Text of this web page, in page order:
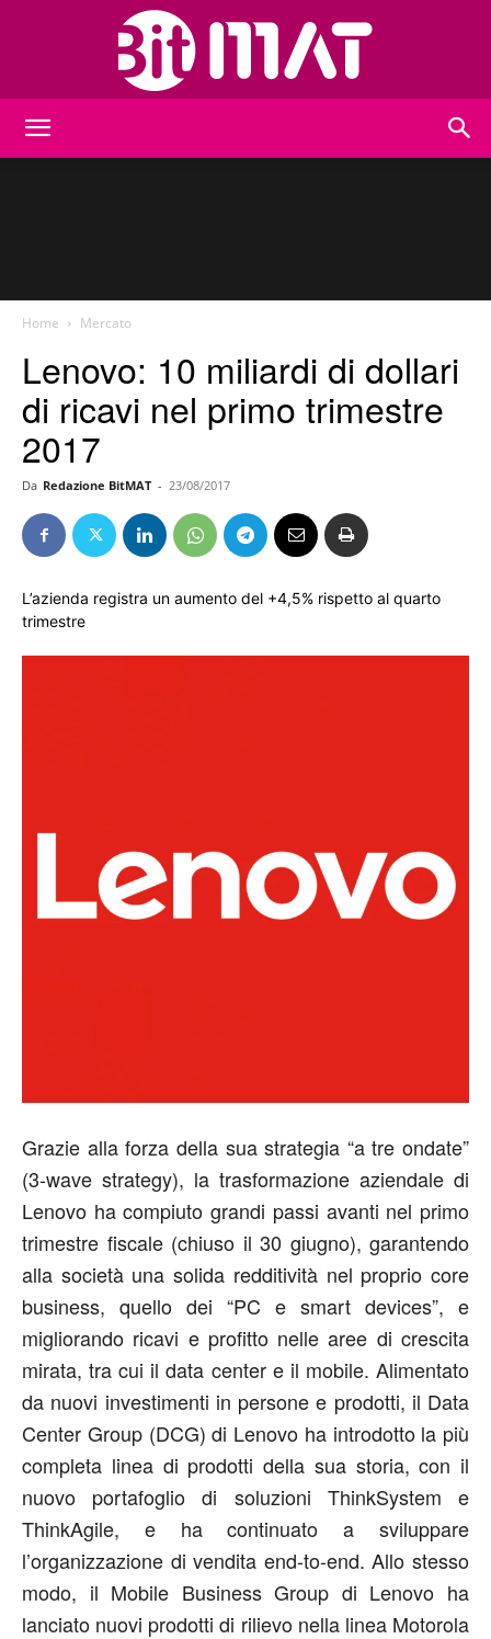
Home Mercato
Lenovo: 10 miliardi di dollari
di ricavi nel primo trimestre
2017
Da Redazione BitMAT - 23/08/2017
L’azienda registra un aumento del +4,5% rispetto al quarto
trimestre
Grazie alla forza della sua strategia “a tre ondate”
(3-wave strategy), la trasformazione aziendale di
Lenovo ha compiuto grandi passi avanti nel primo
trimestre fiscale (chiuso il 30 giugno), garantendo
alla società una solida redditività nel proprio core
business, quello dei “PC e smart devices”, e
migliorando ricavi e profitto nelle aree di crescita
mirata, tra cui il data center e il mobile. Alimentato
da nuovi investimenti in persone e prodotti, il Data
Center Group (DCG) di Lenovo ha introdotto la più
completa linea di prodotti della sua storia, con il
nuovo portafoglio di soluzioni ThinkSystem e
ThinkAgile, e ha continuato a sviluppare
l’organizzazione di vendita end-to-end. Allo stesso
modo, il Mobile Business Group di Lenovo ha
lanciato nuovi prodotti di rilievo nella linea Motorola